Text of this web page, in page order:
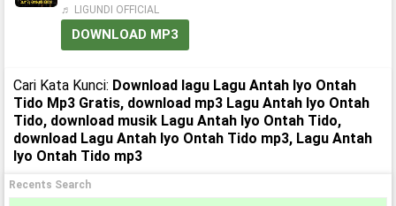
♬ LIGUNDI OFFICIAL
DOWNLOAD MP3
Cari Kata Kunci: Download lagu Lagu Antah Iyo Ontah
Tido Mp3 Gratis, download mp3 Lagu Antah Iyo Ontah
Tido, download musik Lagu Antah Iyo Ontah Tido,
download Lagu Antah Iyo Ontah Tido mp3, Lagu Antah
Iyo Ontah Tido mp3
Recents Search